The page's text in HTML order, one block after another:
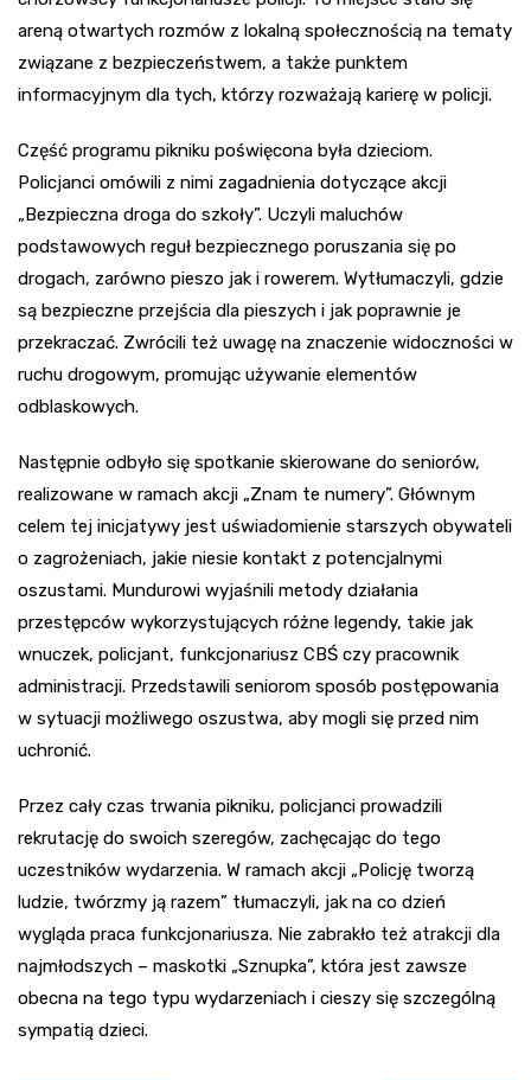
areną otwartych rozmów z lokalną społecznością na tematy
związane z bezpieczeństwem, a także punktem
informacyjnym dla tych, którzy rozważają karierę w policji.
Część programu pikniku poświęcona była dzieciom.
Policjanci omówili z nimi zagadnienia dotyczące akcji
„Bezpieczna droga do szkoły”. Uczyli maluchów
podstawowych reguł bezpiecznego poruszania się po
drogach, zarówno pieszo jak i rowerem. Wytłumaczyli, gdzie
są bezpieczne przejścia dla pieszych i jak poprawnie je
przekraczać. Zwrócili też uwagę na znaczenie widoczności w
ruchu drogowym, promując używanie elementów
odblaskowych.
Następnie odbyło się spotkanie skierowane do seniorów,
realizowane w ramach akcji „Znam te numery”. Głównym
celem tej inicjatywy jest uświadomienie starszych obywateli
o zagrożeniach, jakie niesie kontakt z potencjalnymi
oszustami. Mundurowi wyjaśnili metody działania
przestępców wykorzystujących różne legendy, takie jak
wnuczek, policjant, funkcjonariusz CBŚ czy pracownik
administracji. Przedstawili seniorom sposób postępowania
w sytuacji możliwego oszustwa, aby mogli się przed nim
uchronić.
Przez cały czas trwania pikniku, policjanci prowadzili
rekrutację do swoich szeregów, zachęcając do tego
uczestników wydarzenia. W ramach akcji „Policję tworzą
ludzie, twórzmy ją razem” tłumaczyli, jak na co dzień
wygląda praca funkcjonariusza. Nie zabrakło też atrakcji dla
najmłodszych – maskotki „Sznupka”, która jest zawsze
obecna na tego typu wydarzeniach i cieszy się szczególną
sympatią dzieci.